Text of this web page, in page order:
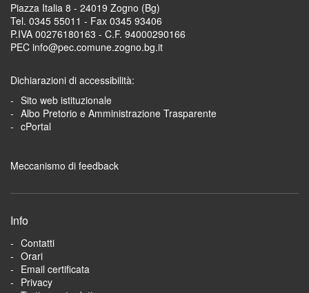
Piazza Italia 8 - 24019 Zogno (Bg)
Tel. 0345 55011 - Fax 0345 93406
P.IVA 00276180163 - C.F. 94000290166
PEC info@pec.comune.zogno.bg.it
Dichiarazioni di accessibilità:
Sito web istituzionale
Albo Pretorio e Amministrazione Trasparente
cPortal
Meccanismo di feedback
Info
Contatti
Orari
Email certificata
Privacy